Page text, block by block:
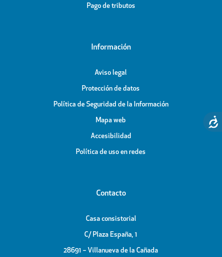
Pago de tributos
Información
Aviso legal
Protección de datos
Política de Seguridad de la Información
Mapa web
Accesibilidad
Política de uso en redes
Contacto
Casa consistorial
C/ Plaza España, 1
28691 – Villanueva de la Cañada